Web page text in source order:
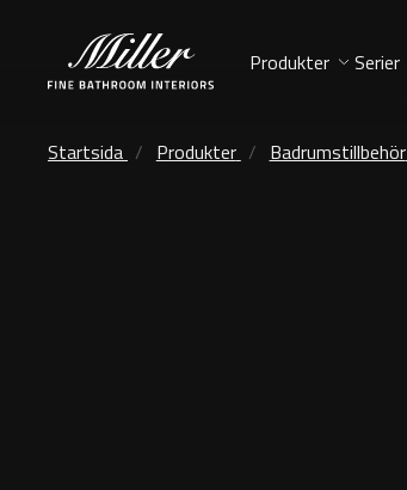
Produkter Serier
Startsida Produkter Badrumstillbehör